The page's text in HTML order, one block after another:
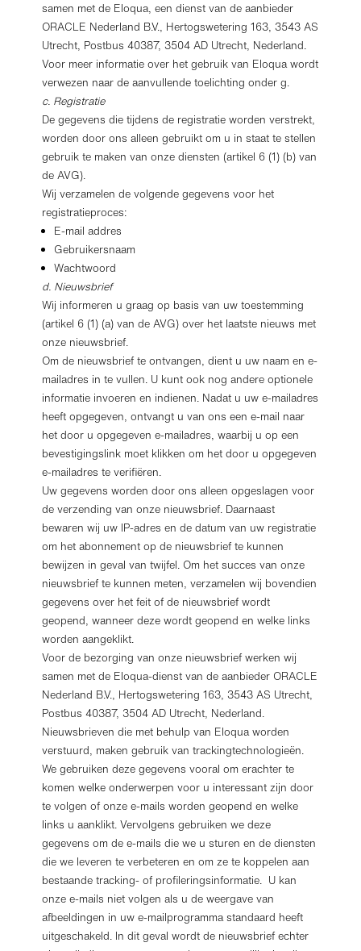
samen met de Eloqua, een dienst van de aanbieder
ORACLE Nederland B.V., Hertogswetering 163, 3543 AS
Utrecht, Postbus 40387, 3504 AD Utrecht, Nederland.
Voor meer informatie over het gebruik van Eloqua wordt
verwezen naar de aanvullende toelichting onder g.
c. Registratie
De gegevens die tijdens de registratie worden verstrekt,
worden door ons alleen gebruikt om u in staat te stellen
gebruik te maken van onze diensten (artikel 6 (1) (b) van
de AVG).
Wij verzamelen de volgende gegevens voor het
registratieproces:
E-mail addres
Gebruikersnaam
Wachtwoord
d. Nieuwsbrief
Wij informeren u graag op basis van uw toestemming
(artikel 6 (1) (a) van de AVG) over het laatste nieuws met
onze nieuwsbrief.
Om de nieuwsbrief te ontvangen, dient u uw naam en e-
mailadres in te vullen. U kunt ook nog andere optionele
informatie invoeren en indienen. Nadat u uw e-mailadres
heeft opgegeven, ontvangt u van ons een e-mail naar
het door u opgegeven e-mailadres, waarbij u op een
bevestigingslink moet klikken om het door u opgegeven
e-mailadres te verifiëren.
Uw gegevens worden door ons alleen opgeslagen voor
de verzending van onze nieuwsbrief. Daarnaast
bewaren wij uw IP-adres en de datum van uw registratie
om het abonnement op de nieuwsbrief te kunnen
bewijzen in geval van twijfel. Om het succes van onze
nieuwsbrief te kunnen meten, verzamelen wij bovendien
gegevens over het feit of de nieuwsbrief wordt
geopend, wanneer deze wordt geopend en welke links
worden aangeklikt.
Voor de bezorging van onze nieuwsbrief werken wij
samen met de Eloqua-dienst van de aanbieder ORACLE
Nederland B.V., Hertogswetering 163, 3543 AS Utrecht,
Postbus 40387, 3504 AD Utrecht, Nederland.
Nieuwsbrieven die met behulp van Eloqua worden
verstuurd, maken gebruik van trackingtechnologieën.
We gebruiken deze gegevens vooral om erachter te
komen welke onderwerpen voor u interessant zijn door
te volgen of onze e-mails worden geopend en welke
links u aanklikt. Vervolgens gebruiken we deze
gegevens om de e-mails die we u sturen en de diensten
die we leveren te verbeteren en om ze te koppelen aan
bestaande tracking- of profileringsinformatie. U kan
onze e-mails niet volgen als u de weergave van
afbeeldingen in uw e-mailprogramma standaard heeft
uitgeschakeld. In dit geval wordt de nieuwsbrief echter